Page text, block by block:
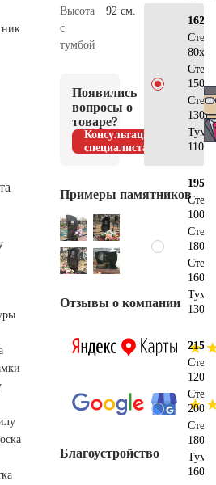
Высота
с
тумбой
92 см.
Появились
вопросы о
товаре?
Консультация
специалиста
Примеры памятников
Отзывы о компании
Благоустройство